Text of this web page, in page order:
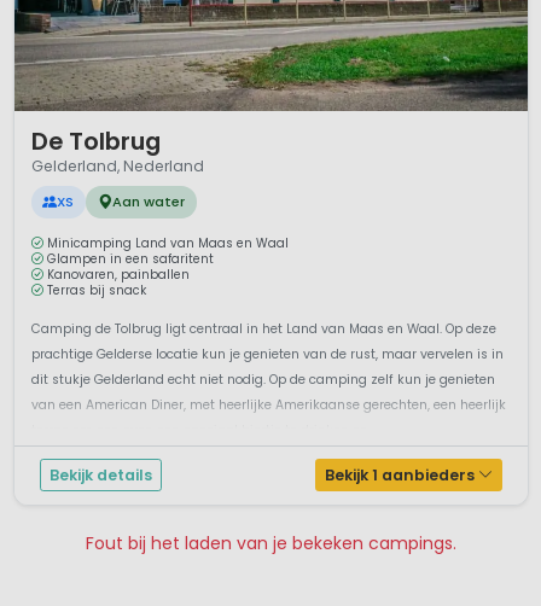
De Tolbrug
Gelderland, Nederland
XS Aan water
Minicamping Land van Maas en Waal
Glampen in een safaritent
Kanovaren, painballen
Terras bij snack
Camping de Tolbrug ligt centraal in het Land van Maas en Waal. Op deze
prachtige Gelderse locatie kun je genieten van de rust, maar vervelen is in
dit stukje Gelderland echt niet nodig. Op de camping zelf kun je genieten
van een American Diner, met heerlijke Amerikaanse gerechten, een heerlijk
Bekijk details Bekijk 1 aanbieders
Fout bij het laden van je bekeken campings.